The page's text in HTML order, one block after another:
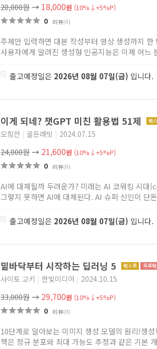
20,000원→ 18,000원 (10%↓+5%P)
0 리뷰(0)
주제만 입력하면 대본 작성부터 영상 생성까지
사용자에게 알려진 생성형 인공지능은 이제 어느
출고예정일은 2026년 08월 07일(금) 입니다.
이게 되네? 챗GPT 미친 활용법 51제
오힘찬 | 골든래빗 | 2024.07.15
24,000원→ 21,600원 (10%↓+5%P)
0 리뷰(0)
AI에 대체될까 두려운가? 미래는 AI 코워킹 시
그렇지 못하면 AI에 대체된다. AI 슈퍼 신인이 단
출고예정일은 2026년 08월 07일(금) 입니다.
밑바닥부터 시작하는 딥러닝 5
사이토 고키 | 한빛미디어 | 2024.10.15
33,000원→ 29,700원 (10%↓+5%P)
0 리뷰(0)
10단계로 알아보는 이미지 생성 모델의 원리!생
책은 정규 분포와 최대 가능도 추정과 같은 기본